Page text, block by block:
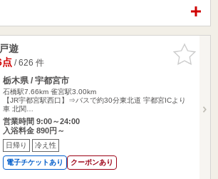
お気に入
りに追加
遊
点/ 626 件
栃木県 / 宇都宮市
石橋駅7.66km 雀宮駅3.00km
【JR宇都宮駅西口】⇒バスで約30分東北道 宇都宮ICより
車 北関…
営業時間 9:00～24:00
入浴料金 890円～
日帰り 冷え性
電子チケットあり クーポンあり